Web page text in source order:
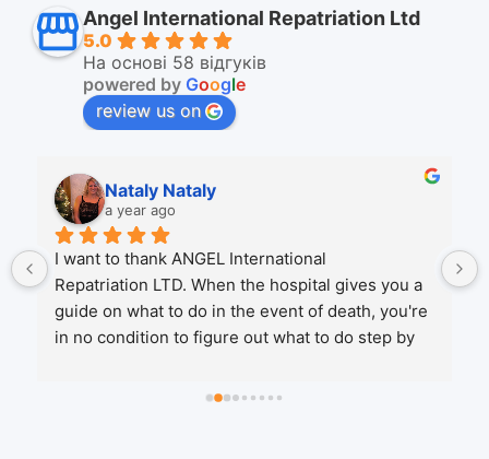
Angel International Repatriation Ltd
5.0
На основі 58 відгуків
powered by Google
review us on
Nataly Nataly
a year ago
I want to thank ANGEL International
Repatriation LTD. When the hospital gives you a
guide on what to do in the event of death, you're
in no condition to figure out what to do step by
and trust you with all the paperwork and phone